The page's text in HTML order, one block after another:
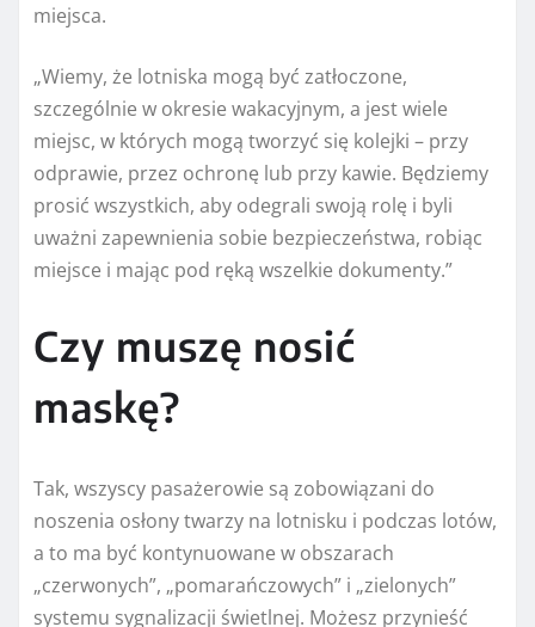
miejsca.
„Wiemy, że lotniska mogą być zatłoczone,
szczególnie w okresie wakacyjnym, a jest wiele
miejsc, w których mogą tworzyć się kolejki – przy
odprawie, przez ochronę lub przy kawie. Będziemy
prosić wszystkich, aby odegrali swoją rolę i byli
uważni zapewnienia sobie bezpieczeństwa, robiąc
miejsce i mając pod ręką wszelkie dokumenty.”
Czy muszę nosić
maskę?
Tak, wszyscy pasażerowie są zobowiązani do
noszenia osłony twarzy na lotnisku i podczas lotów,
a to ma być kontynuowane w obszarach
„czerwonych”, „pomarańczowych” i „zielonych”
systemu sygnalizacji świetlnej. Możesz przynieść